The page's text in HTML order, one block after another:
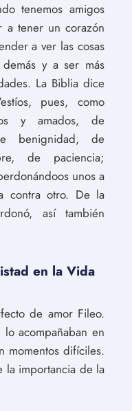
tenemos amigos
a tener un corazón
a ver las cosas
y a ser más
La Biblia dice
pues, como
y amados, de
benignidad, de
de paciencia;
unos a
contra otro. De la
así también
en la Vida
de amor Fileo.
acompañaban en
momentos difíciles.
la importancia de la